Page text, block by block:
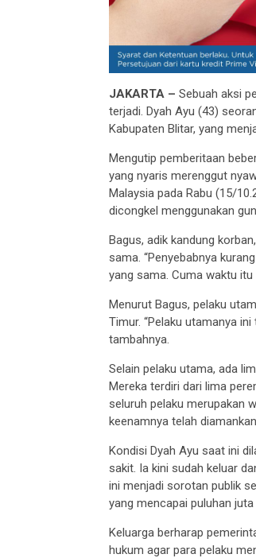
JAKARTA – Sebuah aksi
terjadi. Dyah Ayu (43)
Kabupaten Blitar, yang
Mengutip pemberitaan
yang nyaris merenggut
Malaysia pada Rabu (15/
dicongkel menggunakan
Bagus, adik kandung
sama. “Penyebabnya
yang sama. Cuma waktu
Menurut Bagus, pelaku
Timur. “Pelaku utamanya
tambahnya.
Selain pelaku utama, ada
Mereka terdiri dari lima
seluruh pelaku merupakan
keenamnya telah
Kondisi Dyah Ayu saat ini
sakit. Ia kini sudah keluar
ini menjadi sorotan publik
yang mencapai puluhan juta
Keluarga berharap
hukum agar para pelaku